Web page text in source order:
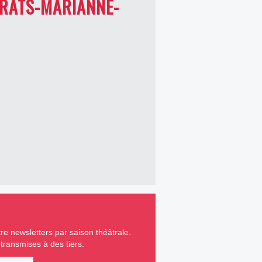
MARIANNE-
newsletters par saison théâtrale.
à des tiers.